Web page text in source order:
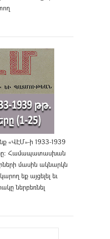
«ՎԷՄ»-ի 1933-1939
Համապատասխան
մասին ակնարկն
եք այցելել եւ
ներբեռնել